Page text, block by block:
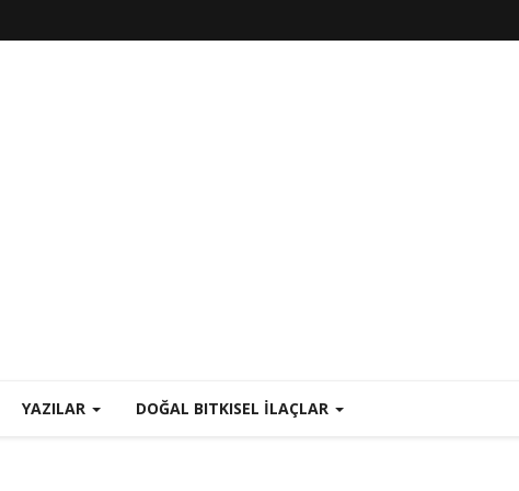
YAZILAR DOĞAL BITKISEL İLAÇLAR